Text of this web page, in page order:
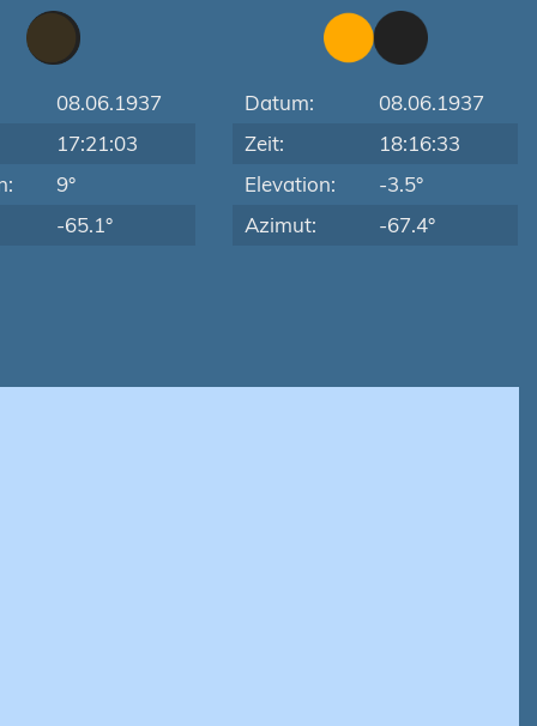
08.06.1937
17:21:03
9°
-65.1°
Datum:
08.06.1937
Zeit:
18:16:33
Elevation:
-3.5°
Azimut:
-67.4°